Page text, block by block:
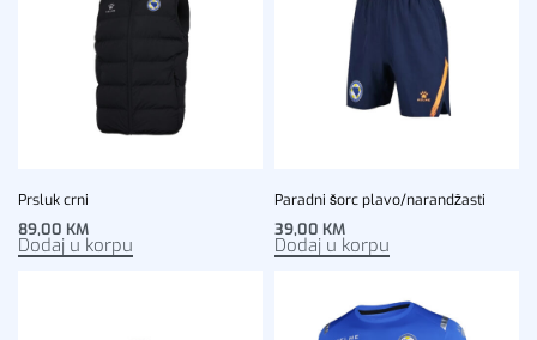
Prsluk crni
89,00 KM
Dodaj u korpu
Paradni šorc plavo/narandžasti
39,00 KM
Dodaj u korpu